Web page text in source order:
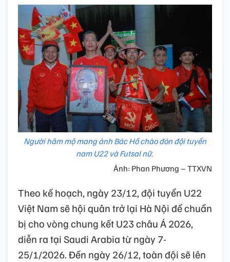
Người hâm mộ mang ảnh Bác Hồ chào đón đội tuyển
nam U22 và Futsal nữ.
Ảnh: Phan Phương – TTXVN
Theo kế hoạch, ngày 23/12, đội tuyển U22
Việt Nam sẽ hội quân trở lại Hà Nội để chuẩn
bị cho vòng chung kết U23 châu Á 2026,
diễn ra tại Saudi Arabia từ ngày 7-
25/1/2026. Đến ngày 26/12, toàn đội sẽ lên